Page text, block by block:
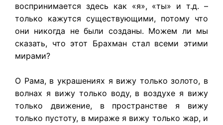
воспринимается здесь как «я», «ты» и т.д. –
только кажутся существующими, потому что
они никогда не были созданы. Можем ли мы
сказать, что этот Брахман стал всеми этими
мирами?
О Рама, в украшениях я вижу только золото, в
волнах я вижу только воду, в воздухе я вижу
только движение, в пространстве я вижу
только пустоту, в мираже я вижу только жар, и